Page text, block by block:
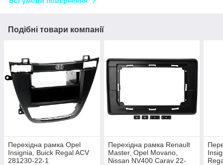
Подібні товари компанії
Перехідна рамка Opel
Insignia, Buick Regal ACV
281230-22-1
Перехідна рамка Renault
Master, Opel Movano,
Nissan NV400 Carav 22-